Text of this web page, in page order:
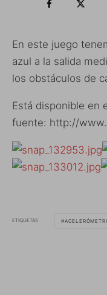
En este juego
azul a la salida
los obstáculos de
Está disponible en
fuente: http://
ETIQUETAS